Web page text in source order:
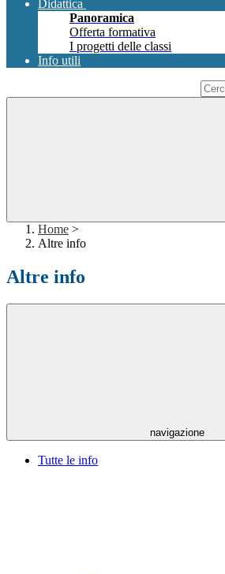
Didattica
Panoramica
Offerta formativa
I progetti delle classi
Info utili
Home >
Altre info
Altre info
navigazione
Tutte le info